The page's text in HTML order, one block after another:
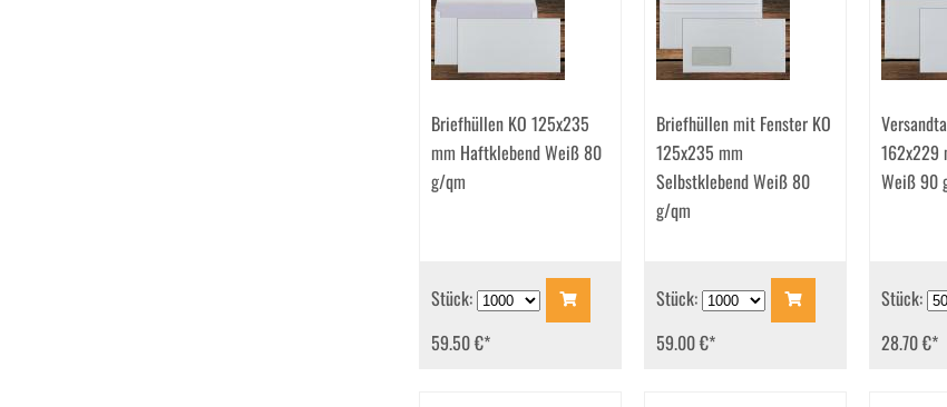
Briefhüllen KO 125x235
mm Haftklebend Weiß 80
g/qm
Stück:
59.50 €*
Briefhüllen mit Fenster KO
125x235 mm
Selbstklebend Weiß 80
g/qm
Stück:
59.00 €*
162x229
Weiß 90
Stück:
28.70 €*